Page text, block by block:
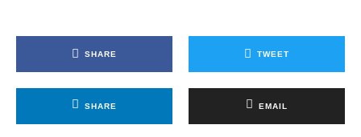
SHARE TWEET
SHARE EMAIL